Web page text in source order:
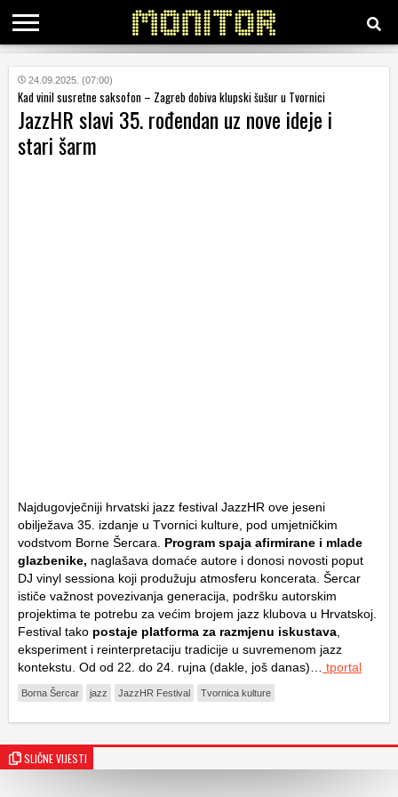
KATEGORIJE
HRVATSKI
WEB
24.09.2025. (07:00)
Kad vinil susretne saksofon – Zagreb dobiva klupski šušur u Tvornici
JazzHR slavi 35. rođendan uz nove ideje i
stari šarm
Najdugovječniji hrvatski jazz festival JazzHR ove jeseni
obilježava 35. izdanje u Tvornici kulture, pod umjetničkim
vodstvom Borne Šercara. Program spaja afirmirane i mlade
glazbenike, naglašava domaće autore i donosi novosti poput
DJ vinyl sessiona koji produžuju atmosferu koncerata. Šercar
ističe važnost povezivanja generacija, podršku autorskim
projektima te potrebu za većim brojem jazz klubova u Hrvatskoj.
Festival tako postaje platforma za razmjenu iskustava
eksperiment i reinterpretaciju tradicije u suvremenom jazz
kontekstu. Od od 22. do 24. rujna (dakle, još danas)…
tportal
Borna Šercar jazz JazzHR Festival Tvornica kulture
SLIČNE VIJESTI